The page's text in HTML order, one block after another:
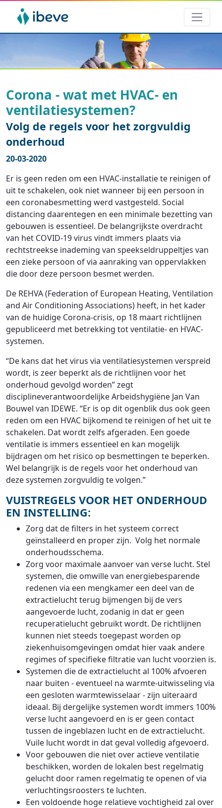
Corona - wat met HVAC- en
ventilatiesystemen?
Volg de regels voor het zorgvuldig
onderhoud
20-03-2020
Er is geen reden om een HVAC-installatie te reinigen of
uit te schakelen, ook niet wanneer bij een persoon in
een coronabesmetting werd vastgesteld. Social
distancing daarentegen en een minimale bezetting van
gebouwen is essentieel. De belangrijkste overdracht
van het COVID-19 virus vindt immers plaats via
rechtstreekse inademing van speekseldruppeltjes van
een zieke persoon of via aanraking van oppervlakken
die door deze persoon besmet werden.
De REHVA (Federation of European Heating, Ventilation
and Air Conditioning Associations) heeft, in het kader
van de huidige Corona-crisis, op 18 maart richtlijnen
gepubliceerd met betrekking tot ventilatie- en HVAC-
systemen.
“De kans dat het virus via ventilatiesystemen verspreid
wordt, is zeer beperkt als de richtlijnen voor het
onderhoud gevolgd worden” zegt
disciplineverantwoordelijke Arbeidshygiëne Jan Van
Bouwel van IDEWE. “Er is op dit ogenblik dus ook geen
reden om een HVAC bijkomend te reinigen of het uit te
schakelen. Dat wordt zelfs afgeraden. Een goede
ventilatie is immers essentieel en kan mogelijk
bijdragen om het risico op besmettingen te beperken.
Wel belangrijk is de regels voor het onderhoud van
deze systemen zorgvuldig te volgen.”
VUISTREGELS VOOR HET ONDERHOUD
EN INSTELLING:
Zorg dat de filters in het systeem correct
geïnstalleerd en proper zijn. Volg het normale
onderhoudsschema.
Zorg voor maximale aanvoer van verse lucht. Stel
systemen, die omwille van energiebesparende
redenen via een mengkamer een deel van de
extractielucht terug bijmengen bij de vers
aangevoerde lucht, zodanig in dat er geen
recuperatielucht gebruikt wordt. De richtlijnen
kunnen niet steeds toegepast worden op
ziekenhuisomgevingen omdat hier vaak andere
regimes of specifieke filtratie van lucht voorzien is.
Systemen die de extractielucht al 100% afvoeren
naar buiten - eventueel na warmte-uitwisseling via
een gesloten warmtewisselaar - zijn uiteraard
ideaal. Bij dergelijke systemen wordt immers 100%
verse lucht aangevoerd en is er geen contact
tussen de ingeblazen lucht en de extractielucht.
Vuile lucht wordt in dat geval volledig afgevoerd.
Voor gebouwen die niet over actieve ventilatie
beschikken, worden de lokalen best regelmatig
gelucht door ramen regelmatig te openen of via
verluchtingsroosters te luchten.
Een voldoende hoge relatieve vochtigheid zal over